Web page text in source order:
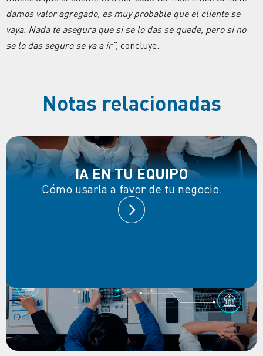
damos valor agregado, es muy probable que el cliente se
vaya. Nada te asegura que si se lo das se quede, pero si no
se lo das seguro se va a ir”, concluye.
Notas relacionadas
IA EN TU EQUIPO
Cómo usarla a favor de tu negocio.